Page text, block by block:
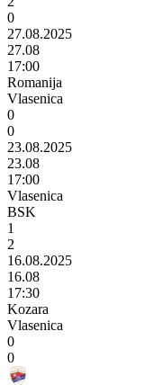
0
27.08.2025
27.08
17:00
Romanija
Vlasenica
0
0
23.08.2025
23.08
17:00
Vlasenica
BSK
1
2
16.08.2025
16.08
17:30
Kozara
Vlasenica
0
0